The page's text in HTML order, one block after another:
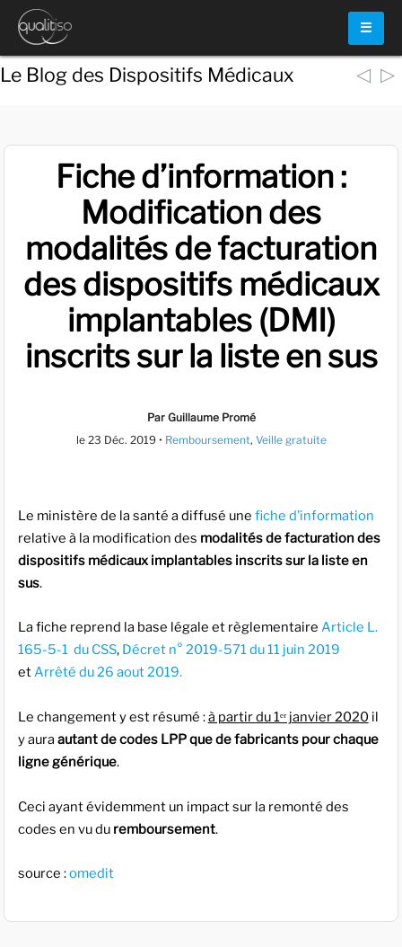
☰
Le Blog des Dispositifs Médicaux ◁ ▷
Fiche d’information :
Modification des
modalités de facturation
des dispositifs médicaux
implantables (DMI)
inscrits sur la liste en sus
Par Guillaume Promé
le 23 Déc. 2019 • Remboursement, Veille gratuite
Le ministère de la santé a diffusé une fiche d’information
relative à la modification des modalités de facturation des
dispositifs médicaux implantables inscrits sur la liste en
sus.
La fiche reprend la base légale et règlementaire Article L.
165-5-1 du CSS, Décret n° 2019-571 du 11 juin 2019
etArrêté du 26 aout 2019.
Le changement y est résumé :à partir du 1ᵉʳ janvier 2020 il
y aura autant de codes LPP que de fabricants pour chaque
ligne générique.
Ceci ayant évidemment un impact sur la remonté des
codes en vu du remboursement.
source :omedit